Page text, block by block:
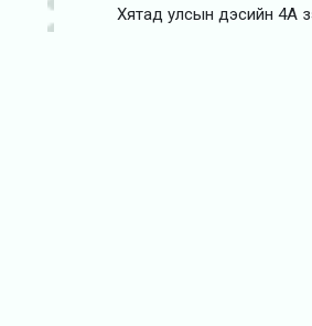
Хятад улсын дэсийн 4А